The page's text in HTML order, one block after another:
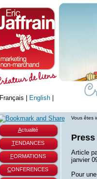
Actualité
TENDANCES
FORMATIONS
CONFERENCES
Vous êtes
Article
janvier
Pour
Français English|